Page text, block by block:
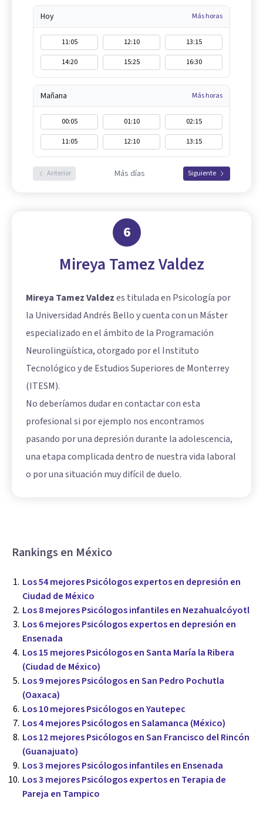
Hoy Más horas
11:05 12:10
13:15
14:20
15:25 16:30
Mañana Más horas
00:05 01:10
02:15
11:05
12:10 13:15
Anterior Más días Siguiente
6
Mireya Tamez Valdez
Mireya Tamez Valdezes titulada en Psicología por
la Universidad Andrés Bello y cuenta con un Máster
especializado en el ámbito de la Programación
Neurolingüística, otorgado por el Instituto
Tecnológico y de Estudios Superiores de Monterrey
(ITESM).
No deberíamos dudar en contactar con esta
profesional si por ejemplo nos encontramos
pasando por una depresión durante la adolescencia,
una etapa complicada dentro de nuestra vida laboral
o por una situación muy difícil de duelo.
Rankings en México
Los 54 mejores Psicólogos expertos en depresión en
Ciudad de México
Los 8 mejores Psicólogos infantiles en Nezahualcóyotl
Los 6 mejores Psicólogos expertos en depresión en
Ensenada
Los 15 mejores Psicólogos en Santa María la Ribera
(Ciudad de México)
Los 9 mejores Psicólogos en San Pedro Pochutla
(Oaxaca)
Los 10 mejores Psicólogos en Yautepec
Los 4 mejores Psicólogos en Salamanca (México)
Los 12 mejores Psicólogos en San Francisco del Rincón
(Guanajuato)
Los 3 mejores Psicólogos infantiles en Ensenada
Los 3 mejores Psicólogos expertos en Terapia de
Pareja en Tampico